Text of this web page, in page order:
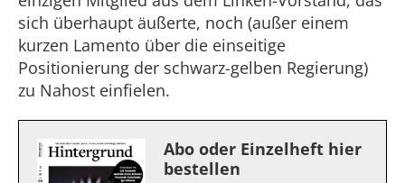
sich überhaupt äußerte, noch (außer einem
kurzen Lamento über die einseitige
Positionierung der schwarz-gelben Regierung)
zu Nahost einfielen.
Abo oder Einzelheft hier
bestellen